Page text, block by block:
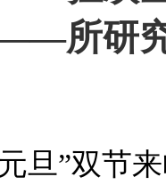
所研
旦”双节